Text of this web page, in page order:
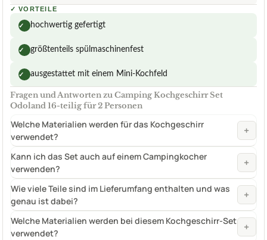
✓ VORTEILE
✓ hochwertig gefertigt
✓ größtenteils spülmaschinenfest
✓ ausgestattet mit einem Mini-Kochfeld
Fragen und Antworten zu Camping Kochgeschirr Set
Odoland 16-teilig für 2 Personen
Welche Materialien werden für das Kochgeschirr
verwendet?
+
Kann ich das Set auch auf einem Campingkocher
verwenden?
+
Wie viele Teile sind im Lieferumfang enthalten und was
genau ist dabei?
+
Welche Materialien werden bei diesem Kochgeschirr-Set
verwendet?
+